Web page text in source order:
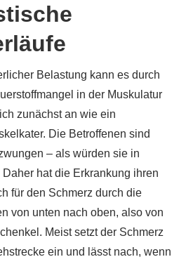
Belastung kann es durch
in der Muskulatur
zunächst an wie ein
Die Betroffenen sind
– als würden sie in
hat die Erkrankung ihren
für den Schmerz durch die
von unten nach oben, also von
Meist setzt der Schmerz
ein und lässt nach, wenn